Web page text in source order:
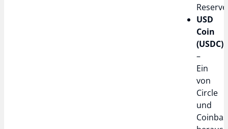
USD
Coin
(USDC)
–
Ein
von
Circle
und